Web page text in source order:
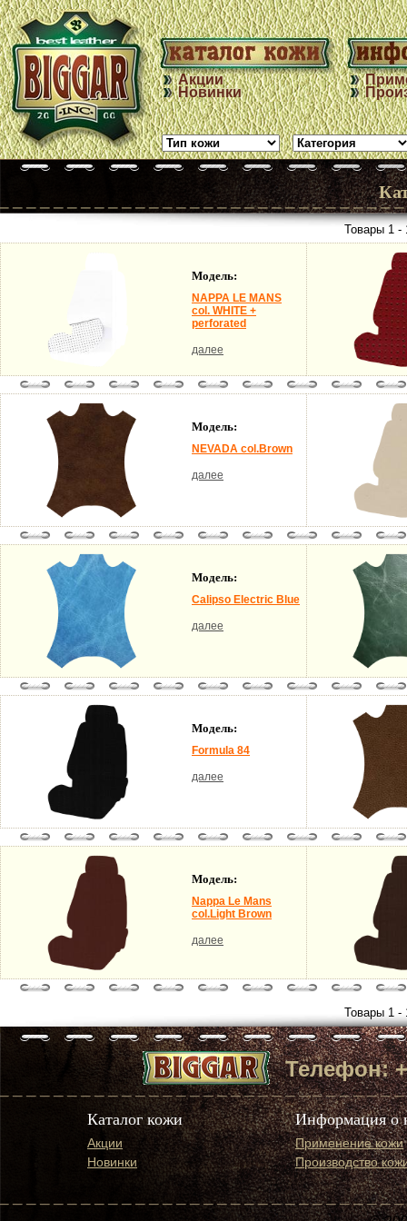
Акции
Новинки
Товары 1 -
Модель:
NAPPA LE MANS
col. WHITE +
perforated
далее
Модель:
NEVADA col.Brown
далее
Модель:
Calipso Electric Blue
далее
Модель:
Formula 84
далее
Модель:
Nappa Le Mans
col.Light Brown
далее
Товары 1 -
Телефон:
Каталог кожи
Акции
Новинки
Информация о
Применение кожи
Производство